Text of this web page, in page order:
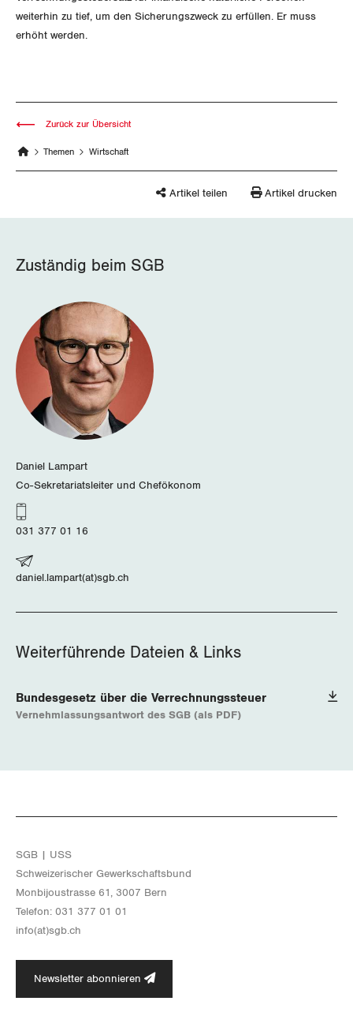
weiterhin zu tief, um den Sicherungszweck zu erfüllen. Er muss
erhöht werden.
Themen Wirtschaft
Zurück zur Übersicht
Artikel teilen Artikel drucken
Zuständig beim SGB
Daniel Lampart
Co-Sekretariatsleiter und Chefökonom
031 377 01 16
daniel.lampart(at)sgb.ch
Weiterführende Dateien & Links
Bundesgesetz über die Verrechnungssteuer
Vernehmlassungsantwort des SGB (als PDF)
SGB | USS
Schwei­ze­ri­scher Ge­werk­schafts­bund
Mon­bi­joustras­se 61, 3007 Bern
Te­le­fon: 031 377 01 01
info(at)​sgb.​ch
Newsletter abonnieren